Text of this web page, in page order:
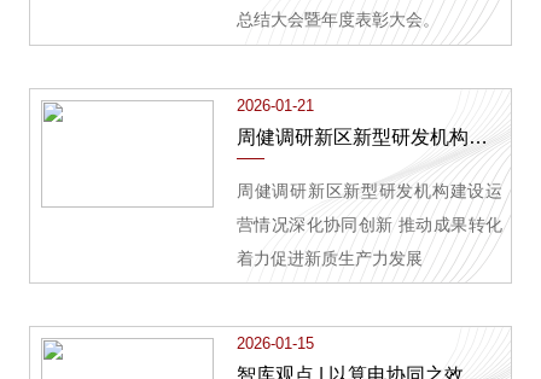
总结大会暨年度表彰大会。
2026-01-21
周健调研新区新型研发机构建设运营情况
周健调研新区新型研发机构建设运
营情况深化协同创新 推动成果转化
着力促进新质生产力发展
2026-01-15
智库观点 | 以算电协同之效，夯实绿色智能计算产业发展之质